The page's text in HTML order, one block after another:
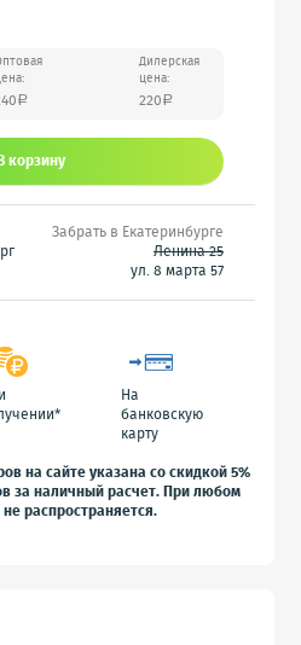
a
Дилерская
цена:
220 a
корзину
Забрать в Екатеринбурге
Ленина 25
ул. 8 марта 57
На
банковскую
карту
на сайте указана со скидкой 5%
за наличный расчет. При любом
распространяется.